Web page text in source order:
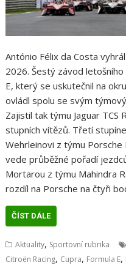
António Félix da Costa
2026. Šestý závod
E, který se uskutečnil na
ovládl spolu se svým
Zajistil tak týmu Jaguar TCS
stupních vítězů. Třetí
Wehrleinovi z týmu Porsche
vede průběžné pořadí
Mortarou z týmu Mahindra
rozdíl na Porsche na čtyři
ČÍST DÁLE
Aktuality, Sportovní rubrika
Citroën Racing, Cupra, Formula E,